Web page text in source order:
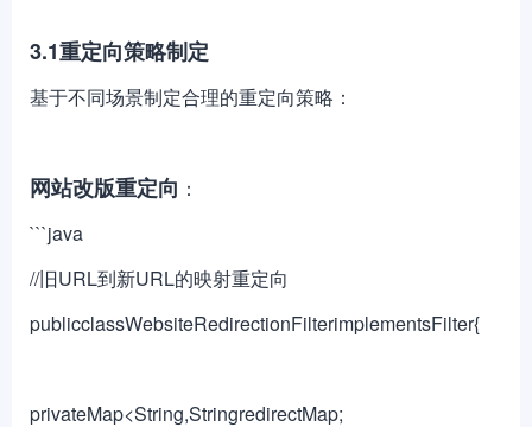
3.1重定向策略制定
基于不同场景制定合理的重定向策略：
网站改版重定向 ：
```java
//旧URL到新URL的映射重定向
publicclassWebsiteRedirectionFilterimplementsFilter{
privateMap<String,StringredirectMap;